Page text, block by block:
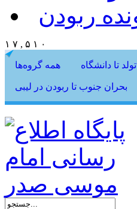
ربودن
۱ ۷ , ۵ ۱ ۰
همه گروه‌ها تولد تا دانشگاه
بحران جنوب تا ربودن در لیبی